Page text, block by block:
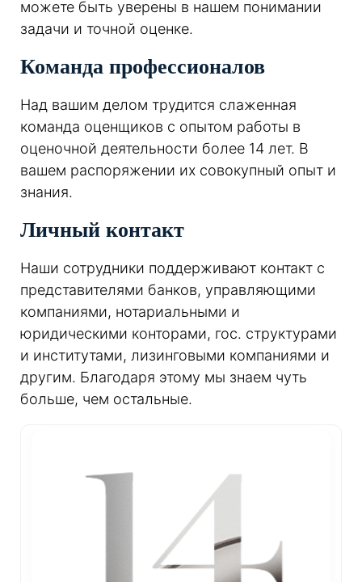
можете быть уверены в нашем понимании
задачи и точной оценке.
Команда профессионалов
Над вашим делом трудится слаженная
команда оценщиков с опытом работы в
оценочной деятельности более 14 лет. В
вашем распоряжении их совокупный опыт и
знания.
Личный контакт
Наши сотрудники поддерживают контакт с
представителями банков, управляющими
компаниями, нотариальными и
юридическими конторами, гос. структурами
и институтами, лизинговыми компаниями и
другим. Благодаря этому мы знаем чуть
больше, чем остальные.